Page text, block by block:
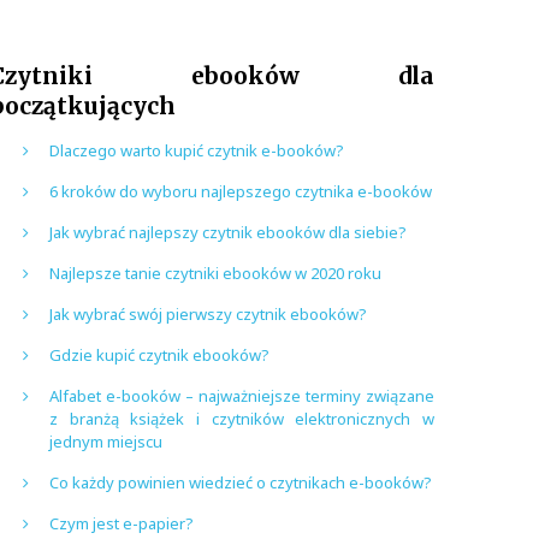
ebooków dla
Dlaczego warto kupić czytnik e-booków?
6 kroków do wyboru najlepszego czytnika e-booków
Jak wybrać najlepszy czytnik ebooków dla siebie?
Najlepsze tanie czytniki ebooków w 2020 roku
Jak wybrać swój pierwszy czytnik ebooków?
Gdzie kupić czytnik ebooków?
Alfabet e-booków – najważniejsze terminy związane
z branżą książek i czytników elektronicznych w
jednym miejscu
Co każdy powinien wiedzieć o czytnikach e-booków?
Czym jest e-papier?